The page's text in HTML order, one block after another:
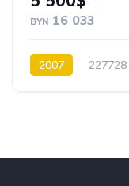
BYN 16 033
2007 227728